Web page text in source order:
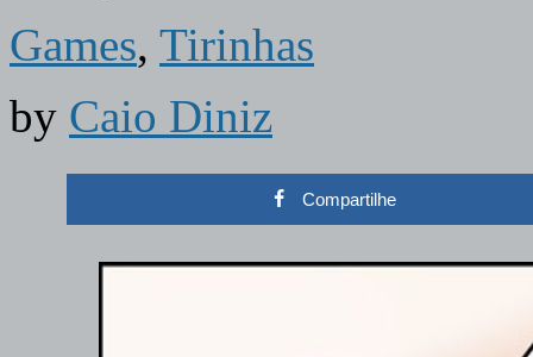
Games, Tirinhas
by Caio Diniz
Compartilhe